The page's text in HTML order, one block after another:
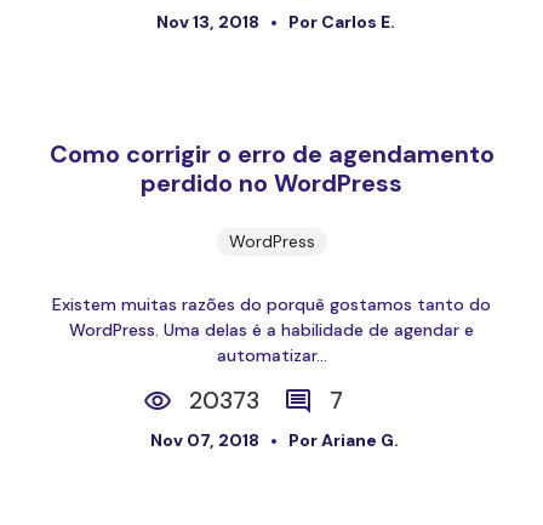
Nov 13, 2018 Por Carlos E.
Como corrigir o erro de agendamento
perdido no WordPress
WordPress
Existem muitas razões do porquê gostamos tanto do
WordPress. Uma delas é a habilidade de agendar e
automatizar...
20373 7
Nov 07, 2018 Por Ariane G.